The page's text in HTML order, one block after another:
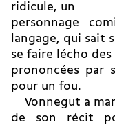
ridicule, un
personnage
langage, qui sait
se faire lécho
prononcées par
pour un fou.
Vonnegut a
de son récit